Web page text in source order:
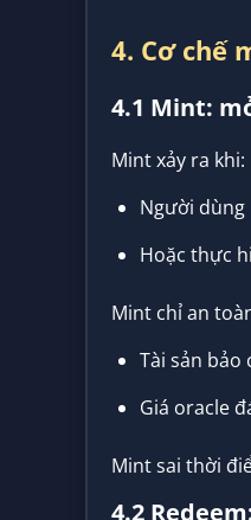
4. Cơ chế
4.1 Mint:
Mint xảy ra khi:
Người dùng
Hoặc thực
Mint chỉ an
Tài sản
Giá oracle
Mint sai thời
4.2